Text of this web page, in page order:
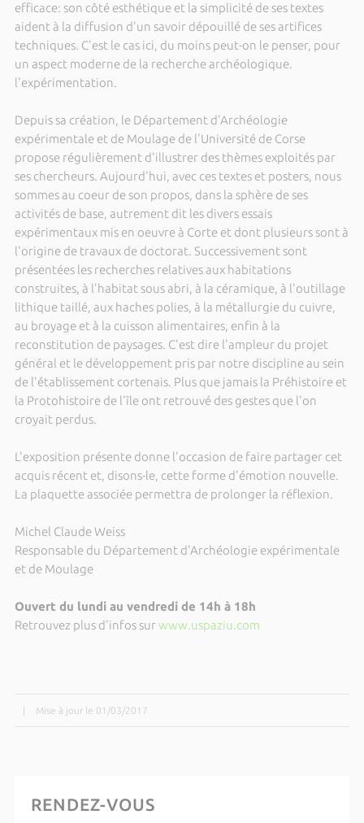
efficace: son côté esthétique et la simplicité de ses textes
aident à la diffusion d'un savoir dépouillé de ses artifices
techniques. C'est le cas ici, du moins peut-on le penser, pour
un aspect moderne de la recherche archéologique.
l'expérimentation.
Depuis sa création, le Département d'Archéologie
expérimentale et de Moulage de l'Université de Corse
propose régulièrement d'illustrer des thèmes exploités par
ses chercheurs. Aujourd'hui, avec ces textes et posters, nous
sommes au coeur de son propos, dans la sphère de ses
activités de base, autrement dit les divers essais
expérimentaux mis en oeuvre à Corte et dont plusieurs sont à
l'origine de travaux de doctorat. Successivement sont
présentées les recherches relatives aux habitations
construites, à l'habitat sous abri, à la céramique, à l'outillage
lithique taillé, aux haches polies, à la métallurgie du cuivre,
au broyage et à la cuisson alimentaires, enfin à la
reconstitution de paysages. C'est dire l'ampleur du projet
général et le développement pris par notre discipline au sein
de l'établissement cortenais. Plus que jamais la Préhistoire et
la Protohistoire de l'île ont retrouvé des gestes que l'on
croyait perdus.
L'exposition présente donne l'occasion de faire partager cet
acquis récent et, disons-le, cette forme d'émotion nouvelle.
La plaquette associée permettra de prolonger la réflexion.
Michel Claude Weiss
Responsable du Département d'Archéologie expérimentale
et de Moulage
Ouvert du lundi au vendredi de 14h à 18h
Retrouvez plus d'infos surwww.uspaziu.com
Mise à jour le 01/03/2017
RENDEZ-VOUS